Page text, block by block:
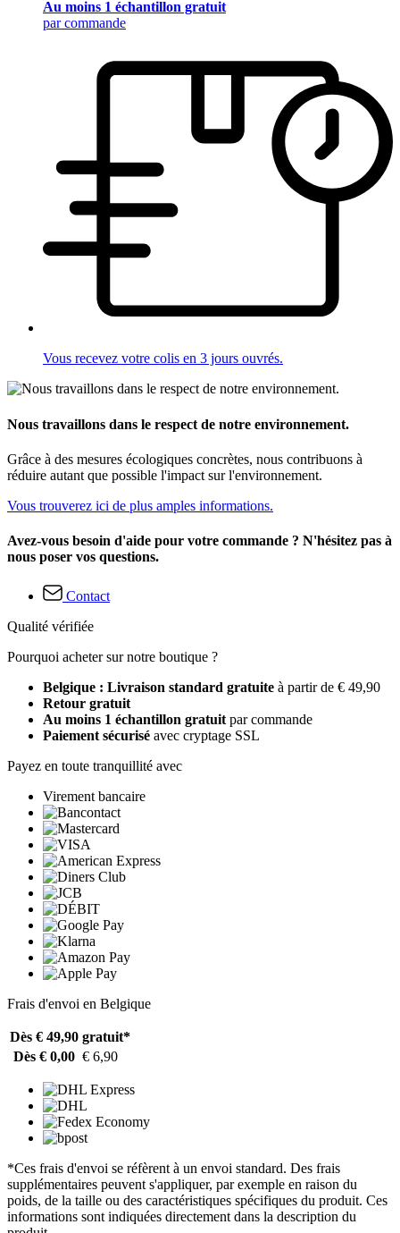
Au moins 1 échantillon gratuit
par commande
Vous recevez votre colis en 3 jours ouvrés.
Nous travaillons dans le respect de notre environnement.
Grâce à des mesures écologiques concrètes, nous contribuons à
réduire autant que possible l'impact sur l'environnement.
Vous trouverez ici de plus amples informations.
Avez-vous besoin d'aide pour votre commande ? N'hésitez pas à
nous poser vos questions.
Contact
Qualité vérifiée
Pourquoi acheter sur notre boutique ?
Belgique : Livraison standard gratuite à partir de € 49,90
Retour gratuit
Au moins 1 échantillon gratuit par commande
Paiement sécurisé avec cryptage SSL
Payez en toute tranquillité avec
Virement bancaire
Frais d'envoi en Belgique
Dès € 49,90 gratuit*
Dès € 0,00 € 6,90
*Ces frais d'envoi se réfèrent à un envoi standard. Des frais
supplémentaires peuvent s'appliquer, par exemple en raison du
poids, de la taille ou des caractéristiques spécifiques du produit. Ces
informations sont indiquées directement dans la description du